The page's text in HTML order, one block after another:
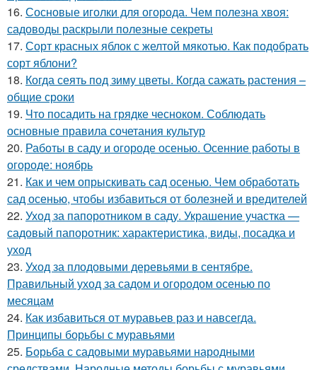
16. Сосновые иголки для огорода. Чем полезна хвоя:
садоводы раскрыли полезные секреты
17. Сорт красных яблок с желтой мякотью. Как подобрать
сорт яблони?
18. Когда сеять под зиму цветы. Когда сажать растения –
общие сроки
19. Что посадить на грядке чесноком. Соблюдать
основные правила сочетания культур
20. Работы в саду и огороде осенью. Осенние работы в
огороде: ноябрь
21. Как и чем опрыскивать сад осенью. Чем обработать
сад осенью, чтобы избавиться от болезней и вредителей
22. Уход за папоротником в саду. Украшение участка —
садовый папоротник: характеристика, виды, посадка и
уход
23. Уход за плодовыми деревьями в сентябре.
Правильный уход за садом и огородом осенью по
месяцам
24. Как избавиться от муравьев раз и навсегда.
Принципы борьбы с муравьями
25. Борьба с садовыми муравьями народными